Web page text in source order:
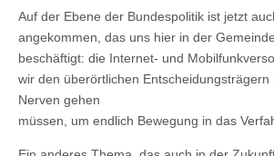
Auf der Ebene der Bundespolitik ist jetzt
angekommen, das uns hier in der
beschäftigt: die Internet- und
wir den überörtlichen Entscheidungsträgern
Nerven gehen
müssen, um endlich Bewegung in das